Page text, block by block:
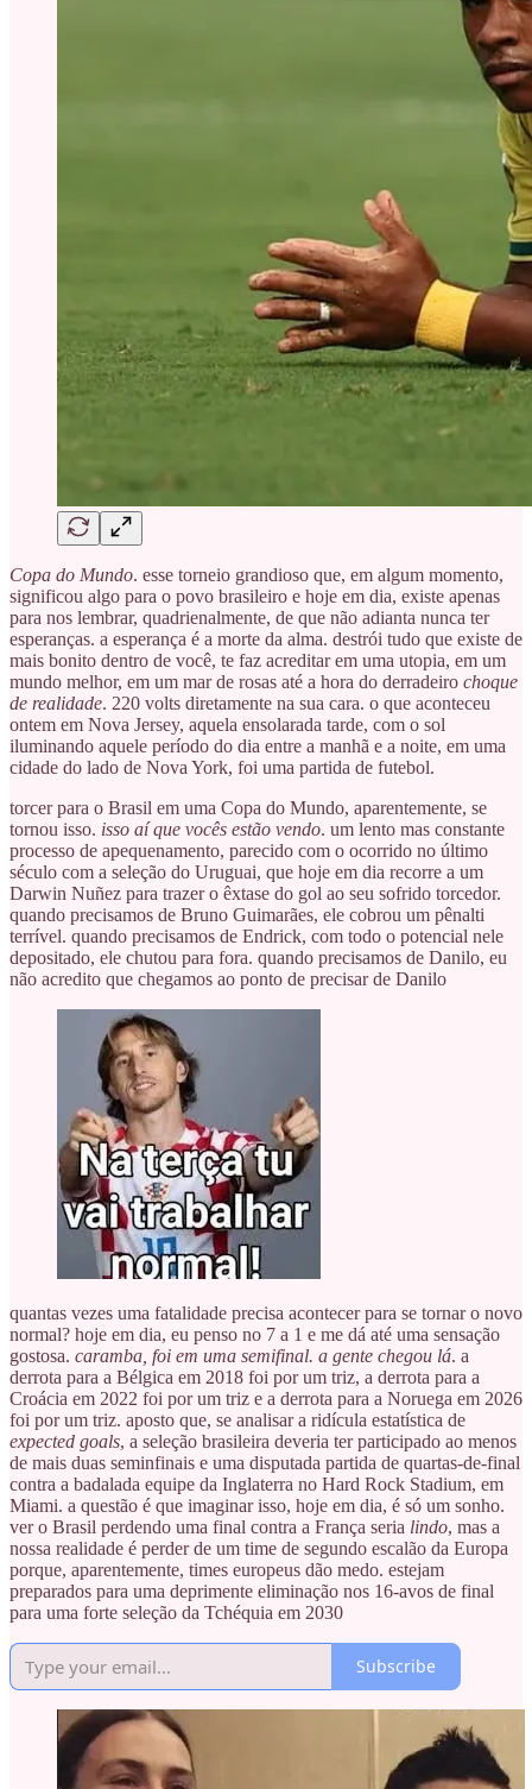
Copa do Mundo. esse torneio grandioso que, em algum momento,
significou algo para o povo brasileiro e hoje em dia, existe apenas
para nos lembrar, quadrienalmente, de que não adianta nunca ter
esperanças. a esperança é a morte da alma. destrói tudo que existe de
mais bonito dentro de você, te faz acreditar em uma utopia, em um
mundo melhor, em um mar de rosas até a hora do derradeiro choque
de realidade. 220 volts diretamente na sua cara. o que aconteceu
ontem em Nova Jersey, aquela ensolarada tarde, com o sol
iluminando aquele período do dia entre a manhã e a noite, em uma
cidade do lado de Nova York, foi uma partida de futebol.
torcer para o Brasil em uma Copa do Mundo, aparentemente, se
tornou isso. isso aí que vocês estão vendo. um lento mas constante
processo de apequenamento, parecido com o ocorrido no último
século com a seleção do Uruguai, que hoje em dia recorre a um
Darwin Nuñez para trazer o êxtase do gol ao seu sofrido torcedor.
quando precisamos de Bruno Guimarães, ele cobrou um pênalti
terrível. quando precisamos de Endrick, com todo o potencial nele
depositado, ele chutou para fora. quando precisamos de Danilo, eu
não acredito que chegamos ao ponto de precisar de Danilo
quantas vezes uma fatalidade precisa acontecer para se tornar o novo
normal? hoje em dia, eu penso no 7 a 1 e me dá até uma sensação
gostosa. caramba, foi em uma semifinal. a gente chegou lá. a
derrota para a Bélgica em 2018 foi por um triz, a derrota para a
Croácia em 2022 foi por um triz e a derrota para a Noruega em 2026
foi por um triz. aposto que, se analisar a ridícula estatística de
expected goals, a seleção brasileira deveria ter participado ao menos
de mais duas seminfinais e uma disputada partida de quartas-de-final
contra a badalada equipe da Inglaterra no Hard Rock Stadium, em
Miami. a questão é que imaginar isso, hoje em dia, é só um sonho.
ver o Brasil perdendo uma final contra a França seria lindo, mas a
nossa realidade é perder de um time de segundo escalão da Europa
porque, aparentemente, times europeus dão medo. estejam
preparados para uma deprimente eliminação nos 16-avos de final
para uma forte seleção da Tchéquia em 2030
Subscribe